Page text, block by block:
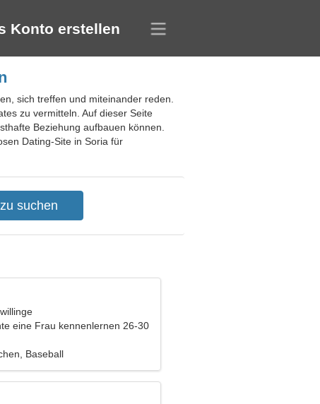
Konto erstellen
sich treffen und miteinander reden.
zu vermitteln. Auf dieser Seite
Beziehung aufbauen können.
Dating-Site in Soria für
eine Frau kennenlernen 26-30
Baseball